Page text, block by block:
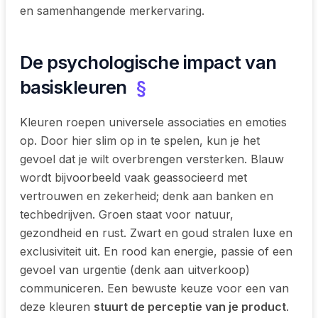
en samenhangende merkervaring.
De psychologische impact van
basiskleuren §
Kleuren roepen universele associaties en emoties
op. Door hier slim op in te spelen, kun je het
gevoel dat je wilt overbrengen versterken. Blauw
wordt bijvoorbeeld vaak geassocieerd met
vertrouwen en zekerheid; denk aan banken en
techbedrijven. Groen staat voor natuur,
gezondheid en rust. Zwart en goud stralen luxe en
exclusiviteit uit. En rood kan energie, passie of een
gevoel van urgentie (denk aan uitverkoop)
communiceren. Een bewuste keuze voor een van
deze kleuren stuurt de perceptie van je product.